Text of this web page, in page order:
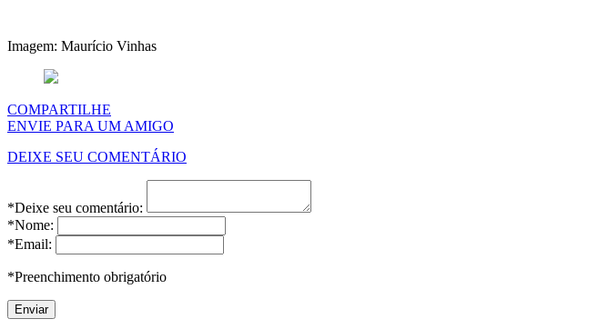
Imagem: Maurício Vinhas
COMPARTILHE
ENVIE PARA UM AMIGO
DEIXE SEU COMENTÁRIO
*Deixe seu comentário:
*Nome:
*Email:
*Preenchimento obrigatório